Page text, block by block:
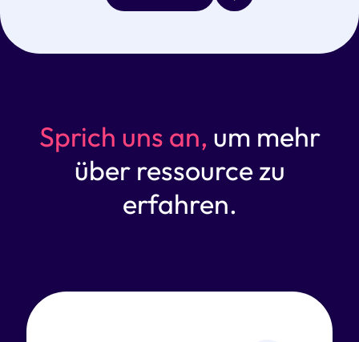
Sprich uns an, um mehr
über ressource zu
erfahren.